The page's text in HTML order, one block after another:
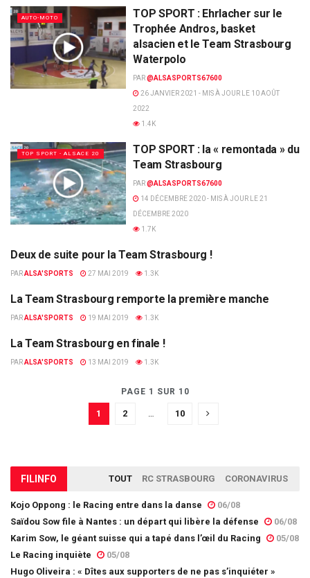
AUTO-MOTO
TOP SPORT : Ehrlacher sur le
Trophée Andros, basket
alsacien et le Team Strasbourg
Waterpolo
PAR@ALSASPORTS67600
26 JANVIER 2021 - MIS À JOUR LE 10 AOÛT
2022
1.4K
TOP SPORT - ALSACE 20
TOP SPORT : la « remontada » du
Team Strasbourg
PAR@ALSASPORTS67600
14 DÉCEMBRE 2020 - MIS À JOUR LE 21
DÉCEMBRE 2020
1.7K
WATER-POLO
Deux de suite pour la Team Strasbourg !
PARALSA'SPORTS 27 MAI 2019 1.3K
WATER-POLO
La Team Strasbourg remporte la première manche
PARALSA'SPORTS 19 MAI 2019 1.3K
WATER-POLO
La Team Strasbourg en finale !
PARALSA'SPORTS 13 MAI 2019 1.3K
PAGE 1 SUR 10
1 2 10
FILINFO TOUT RC STRASBOURG CORONAVIRUS
Kojo Oppong : le Racing entre dans la danse
06/08
Saïdou Sow file à Nantes : un départ qui libère la défense
06/08
Karim Sow, le géant suisse qui a tapé dans l’œil du Racing
05/08
Le Racing inquiète
05/08
Hugo Oliveira : « Dîtes aux supporters de ne pas s’inquiéter »